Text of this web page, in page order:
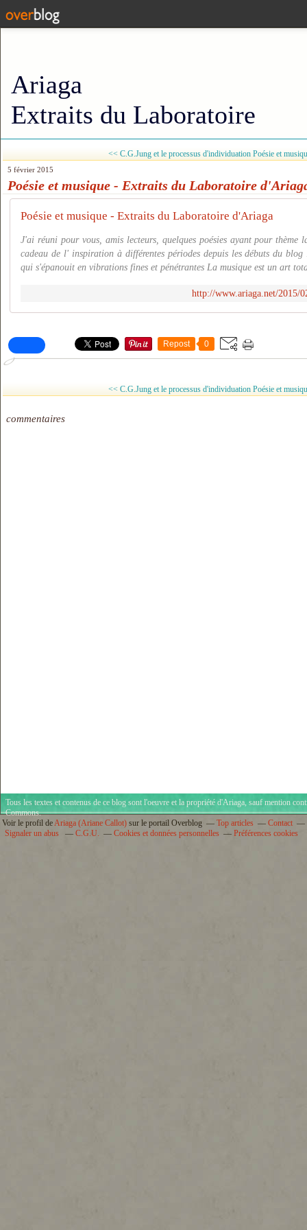
Ariaga
Extraits du Laboratoire
<< C.G.Jung et le processus d'individuation Poésie et
5 février 2015
Poésie et musique - Extraits du Laboratoire
Poésie et musique - Extraits du Laboratoire d'Ariaga
J'ai réuni pour vous, amis lecteurs, quelques poésies ayant pour thème
cadeau de l' inspiration à différentes périodes depuis les débuts du
qui s'épanouit en vibrations fines et pénétrantes La musique est un art
http://www.ariaga.net/2015/
Repost 0
<< C.G.Jung et le processus d'individuation Poésie et
commentaires
Tous les textes et contenus de ce blog sont l'oeuvre et la propriété d'Ariaga, sauf mention
Commons.
Voir le profil deAriaga (Ariane Callot) sur le portail Overblog Top articles
Contact
Signaler un abus
C.G.U. Cookies et données personnelles Préférences cookies